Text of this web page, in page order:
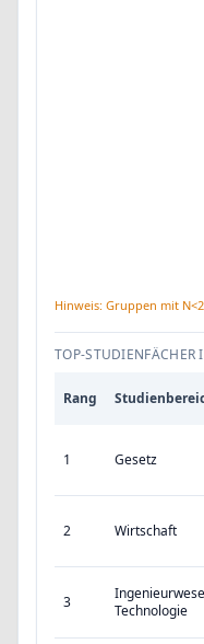
Hinweis: Gruppen mit
TOP-STUDIENFÄCHER
Rang
1 Gesetz
2 Wirtschaft
3
Technologie